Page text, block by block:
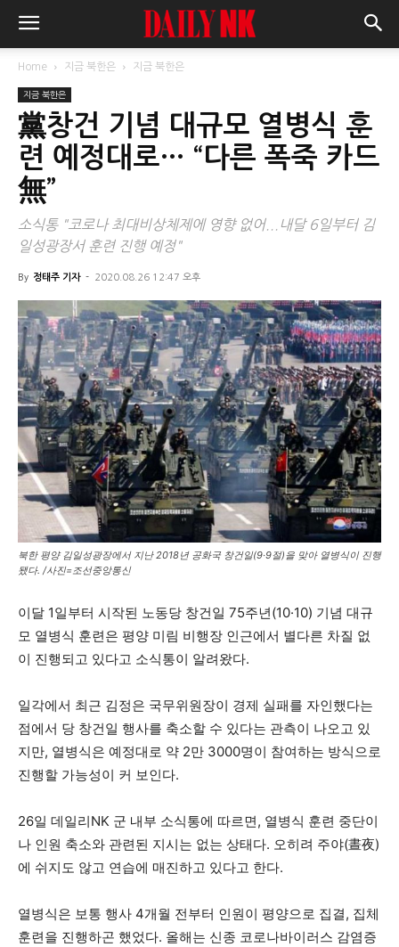
Home 지금 북한은 지금 북한은
지금 북한은
黨창건 기념 대규모 열병식 훈
련 예정대로… “다른 폭죽 카드
無”
소식통 "코로나 최대비상체제에 영향 없어...내달 6일부터 김
일성광장서 훈련 진행 예정"
By 정태주 기자 - 2020.08.26 12:47 오후
북한 평양 김일성광장에서 지난 2018년 공화국 창건일(9·9절)을 맞아 열병식이 진행
됐다. /사진=조선중앙통신
이달 1일부터 시작된 노동당 창건일 75주년(10·10) 기념 대규
모 열병식 훈련은 평양 미림 비행장 인근에서 별다른 차질 없
이 진행되고 있다고 소식통이 알려왔다.
일각에서 최근 김정은 국무위원장이 경제 실패를 자인했다는
점에서 당 창건일 행사를 축소할 수 있다는 관측이 나오고 있
지만, 열병식은 예정대로 약 2만 3000명이 참여하는 방식으로
진행할 가능성이 커 보인다.
26일 데일리NK 군 내부 소식통에 따르면, 열병식 훈련 중단이
나 인원 축소와 관련된 지시는 없는 상태다. 오히려 주야(晝夜)
에 쉬지도 않고 연습에 매진하고 있다고 한다.
열병식은 보통 행사 4개월 전부터 인원이 평양으로 집결, 집체
훈련을 진행하곤 했었다. 올해는 신종 코로나바이러스 감염증